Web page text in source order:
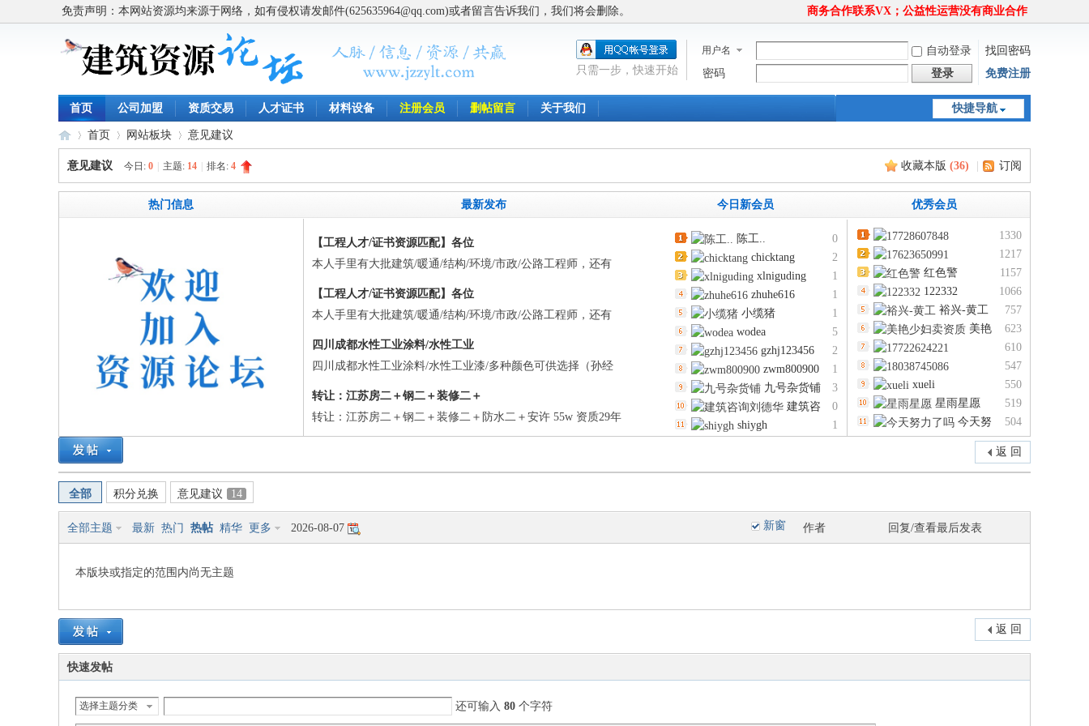
免责声明：本网站资源均来源于网络，如有侵权请发邮件(625635964@qq.com)或者留言告诉我们，我们将会删除。 商务合作联系VX；公益性运营没有商业合作
用户名 自动登录
找回密码
密码
登录 免费注册
只需一步，快速开始
快捷导航
首页 公司加盟 资质交易 人才证书 材料设备 注册会员 删帖留言 关于我们
资
首页 网站板块
›
意见建议
收藏本版 (36) 订阅
意见建议 今日: 0 主题: 14 排名: 4
热门信息 最新发布 今日新会员 优秀会员
【工程人才/证书资源匹配】各位
本人手里有大批建筑/暖通/结构/环境/市政/公路工程师，还有
【工程人才/证书资源匹配】各位
本人手里有大批建筑/暖通/结构/环境/市政/公路工程师，还有
四川成都水性工业涂料/水性工业
四川成都水性工业涂料/水性工业漆/多种颜色可供选择（孙经
转让：江苏房二＋钢二＋装修二＋
转让：江苏房二＋钢二＋装修二＋防水二＋安许 55w 资质29年
0
陈工..
2
chicktang
1
xlniguding
1
zhuhe616
1
小缆猪
5
wodea
2
gzhj123456
1
zwm800900
3
九号杂货铺
0
建筑咨
询刘德华
1
shiygh
1330
17728607848
1217
17623650991
1157
红色警
1066
122332
757
裕兴-黄工
623
美艳
少妇卖资质
610
17722624221
547
18038745086
550
xueli
519
星雨星愿
504
今天努
力了吗
返 回
全部 积分兑换 意见建议 14
新窗
全部主题 最新 热门 热帖 精华 更多 2026-08-07 作者 回复/查看最后发表
本版块或指定的范围内尚无主题
返 回
快速发帖
选择主题分类 还可输入 80 个字符